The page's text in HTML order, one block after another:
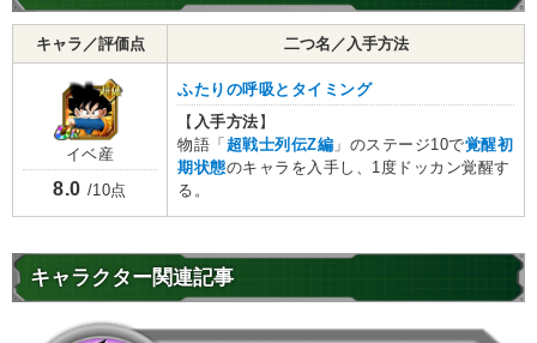
キャラ／評価点 二つ名／入手方法
イベ産
8.0 /10点
ふたりの呼吸とタイミング
【 入手方法 】
物語「 超戦士列伝Z編 」のステージ10で覚醒初
期状態のキャラを入手し、1度ドッカン覚醒す
る。
キャラクター関連記事